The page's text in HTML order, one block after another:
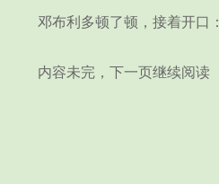
邓布利多顿了顿，接着开口：
内容未完，下一页继续阅读